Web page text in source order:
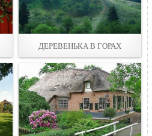
ДЕРЕВЕНЬКА В ГОРАХ